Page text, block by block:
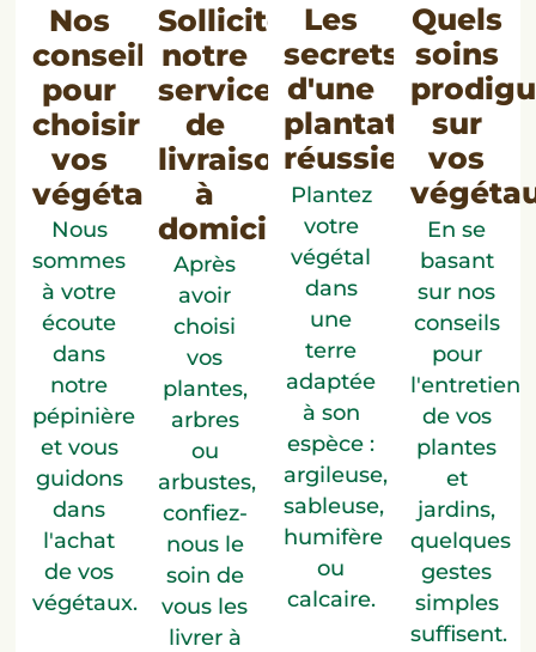
Nos
conseils
pour
choisir
vos
végétaux
Nous
sommes
à votre
écoute
dans
notre
pépinière
et vous
guidons
dans
l'achat
de vos
végétaux.
Sollicitez
notre
service
de
livraison
à
domicile
Après
avoir
choisi
vos
plantes,
arbres
ou
arbustes,
confiez-
nous le
soin de
vous les
livrer à
Les
secrets
d'une
plantation
réussie
Plantez
votre
végétal
dans
une
terre
adaptée
à son
espèce :
argileuse,
sableuse,
humifère
ou
calcaire.
Quels
soins
sur
vos
En se
basant
sur nos
conseils
pour
l'entretien
de vos
plantes
et
jardins,
quelques
gestes
simples
suffisent.